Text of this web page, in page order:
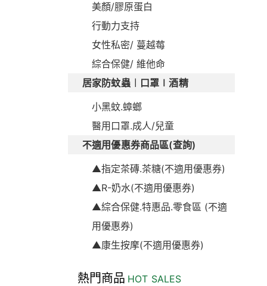
美顏/膠原蛋白
行動力支持
女性私密/ 蔓越莓
綜合保健/ 維他命
居家防蚊蟲︱口罩∣酒精
小黑蚊.蟑螂
醫用口罩.成人/兒童
不適用優惠券商品區(查詢)
▲指定茶磚.茶糖(不適用優惠券)
▲R-奶水(不適用優惠券)
▲綜合保健.特惠品.零食區 (不適
用優惠券)
▲康生按摩(不適用優惠券)
熱門商品 HOT SALES